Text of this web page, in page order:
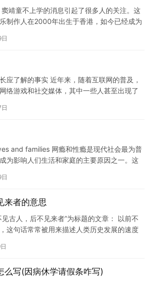
靖童不上学的消息引起了很多人的关注。这
制作人在2000年出生于香港，如今已经成为
应了解的事实 近年来，随着互联网的普及，
络游戏和社交媒体，其中一些人甚至出现了
and families 网瘾和性瘾是现代社会最为普
为影响人们生活和家庭的主要原因之一。这
来者的意思
古人，后不见来者”为标题的文章： 以前不
这句话常常被用来描述人类历史发展的速度
么写(因病休学请假条咋写)